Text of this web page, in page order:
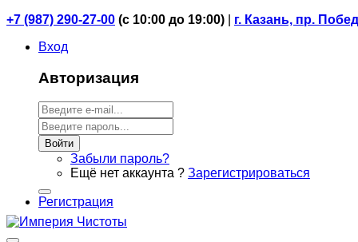
+7 (987) 290-27-00 (с 10:00 до 19:00)
г. Казань, пр.
Вход
Авторизация
Войти
Забыли пароль?
Ещё нет аккаунта ? Зарегистрироваться
Регистрация